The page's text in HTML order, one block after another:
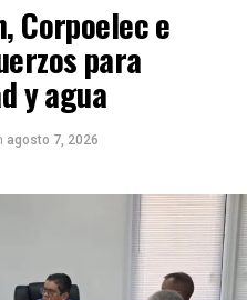
Corpoelec e
para
y agua
agosto 7, 2026